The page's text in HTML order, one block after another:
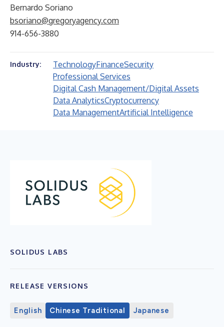
Bernardo Soriano
bsoriano@gregoryagency.com
914-656-3880
Industry: TechnologyFinanceSecurity
Professional Services
Digital Cash Management/Digital Assets
Data AnalyticsCryptocurrency
Data ManagementArtificial Intelligence
SOLIDUS LABS
RELEASE VERSIONS
English Chinese Traditional Japanese